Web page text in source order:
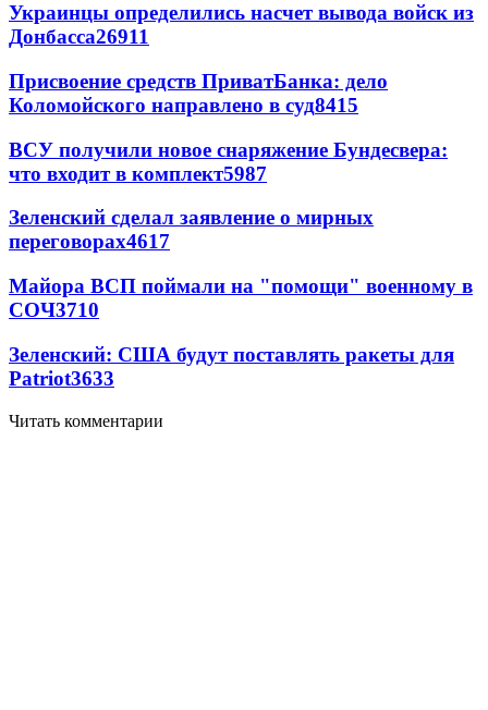
Украинцы определились насчет вывода войск из
Донбасса26911
Присвоение средств ПриватБанка: дело
Коломойского направлено в суд8415
ВСУ получили новое снаряжение Бундесвера:
что входит в комплект5987
Зеленский сделал заявление о мирных
переговорах4617
Майора ВСП поймали на "помощи" военному в
СОЧ3710
Зеленский: США будут поставлять ракеты для
Patriot3633
Читать комментарии